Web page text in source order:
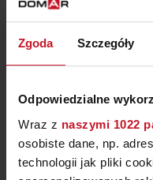
Zgoda Szczegóły
Odpowiedzialne
Wraz z naszymi 1022
osobiste dane, np.
technologii jak pliki
REGAŁ
ZAPYTAJ